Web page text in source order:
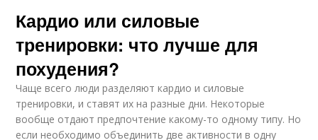
Кардио или силовые
тренировки: что лучше для
похудения?
Чаще всего люди разделяют кардио и силовые
тренировки, и ставят их на разные дни. Некоторые
вообще отдают предпочтение какому-то одному типу. Но
если необходимо объединить две активности в одну